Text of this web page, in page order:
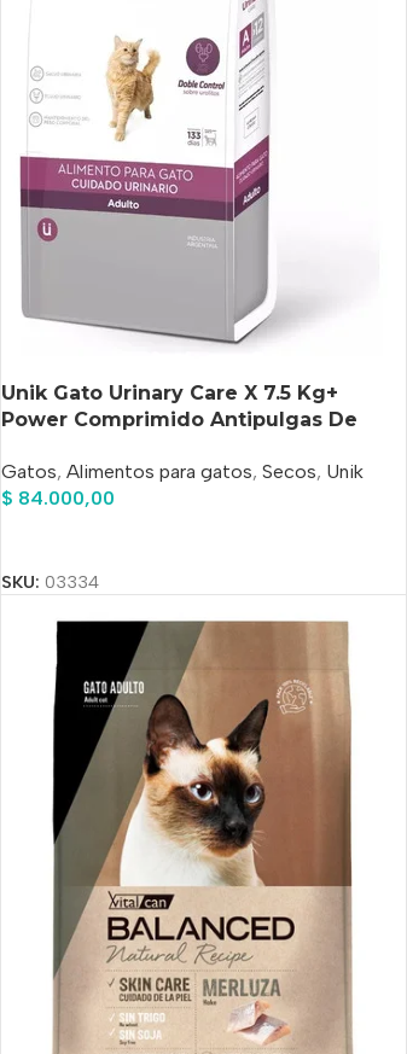
Unik Gato Urinary Care X 7.5 Kg+
Power Comprimido Antipulgas De
Gatos, Alimentos para gatos, Secos, Unik
$ 84.000,00
SKU: 03334